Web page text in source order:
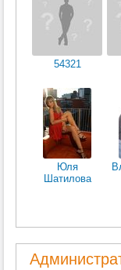
54321
Юля
Шатилова